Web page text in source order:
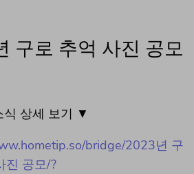
구로 추억 사진 공모
식 상세 보기 ▼
bridge/2023년 구
진 공모/?